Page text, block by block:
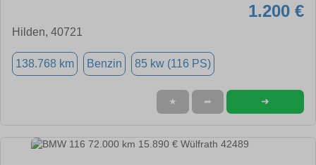
1.200 €
Hilden, 40721
138.768 km Benzin 85 kw (116 PS)
★ ➦ ➜